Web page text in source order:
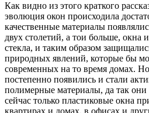
Как видно из этого краткого
эволюция окон происходила
качественные материалы
двух столетий, а тои больше, окна
стекла, и таким образом
природных явлений, которые бы
современных на то время домах.
постепенно появились и стали
полимерные материалы, да так
сейчас только пластиковые окна